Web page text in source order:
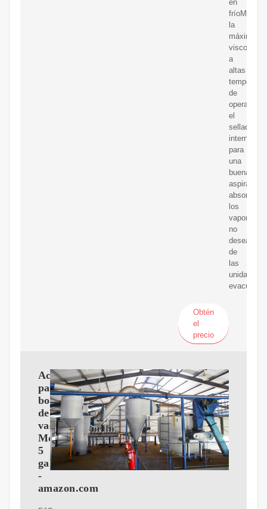
en
la
máxima
viscosidad
a
altas
de
el
sellado
interno
para
una
buena
absorbe
los
vapores
no
deseados
de
las
unidades
Obtén
el
precio
Aceite
para
bomba
de
vacío
Mobil,
5
galones
-
amazon.com